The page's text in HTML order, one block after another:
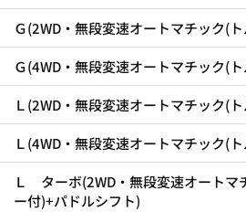
Ｇ(2WD・無段変速オートマチック(
Ｇ(4WD・無段変速オートマチック(
Ｌ(2WD・無段変速オートマチック(
Ｌ(4WD・無段変速オートマチック(
Ｌ ターボ(2WD・無段変速オートマ
ー付)+パドルシフト)